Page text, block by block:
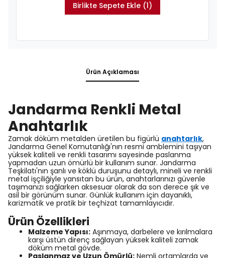
Birlikte Sepete Ekle (1)
Ürün Açıklaması
Jandarma Renkli Metal
Anahtarlık
Zamak döküm metalden üretilen bu figürlü anahtarlık,
Jandarma Genel Komutanlığı'nın resmi amblemini taşıyan
yüksek kaliteli ve renkli tasarımı sayesinde paslanma
yapmadan uzun ömürlü bir kullanım sunar. Jandarma
Teşkilatı'nın şanlı ve köklü duruşunu detaylı, mineli ve renkli
metal işçiliğiyle yansıtan bu ürün, anahtarlarınızı güvenle
taşımanızı sağlarken aksesuar olarak da son derece şık ve
asil bir görünüm sunar. Günlük kullanım için dayanıklı,
karizmatik ve pratik bir teçhizat tamamlayıcıdır.
Ürün Özellikleri
Malzeme Yapısı: Aşınmaya, darbelere ve kırılmalara
karşı üstün direnç sağlayan yüksek kaliteli zamak
döküm metal gövde.
Paslanmaz ve Uzun Ömürlü: Nemli ortamlarda ve